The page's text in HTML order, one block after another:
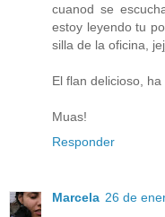
cuanod se
estoy leyendo tu
silla de la oficina,
El flan delicioso,
Muas!
Responder
Marcela 26 de